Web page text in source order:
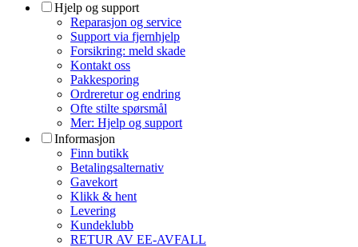
Hjelp og support
Reparasjon og service
Support via fjernhjelp
Forsikring: meld skade
Kontakt oss
Pakkesporing
Ordreretur og endring
Ofte stilte spørsmål
Mer: Hjelp og support
Informasjon
Finn butikk
Betalingsalternativ
Gavekort
Klikk & hent
Levering
Kundeklubb
RETUR AV EE-AVFALL